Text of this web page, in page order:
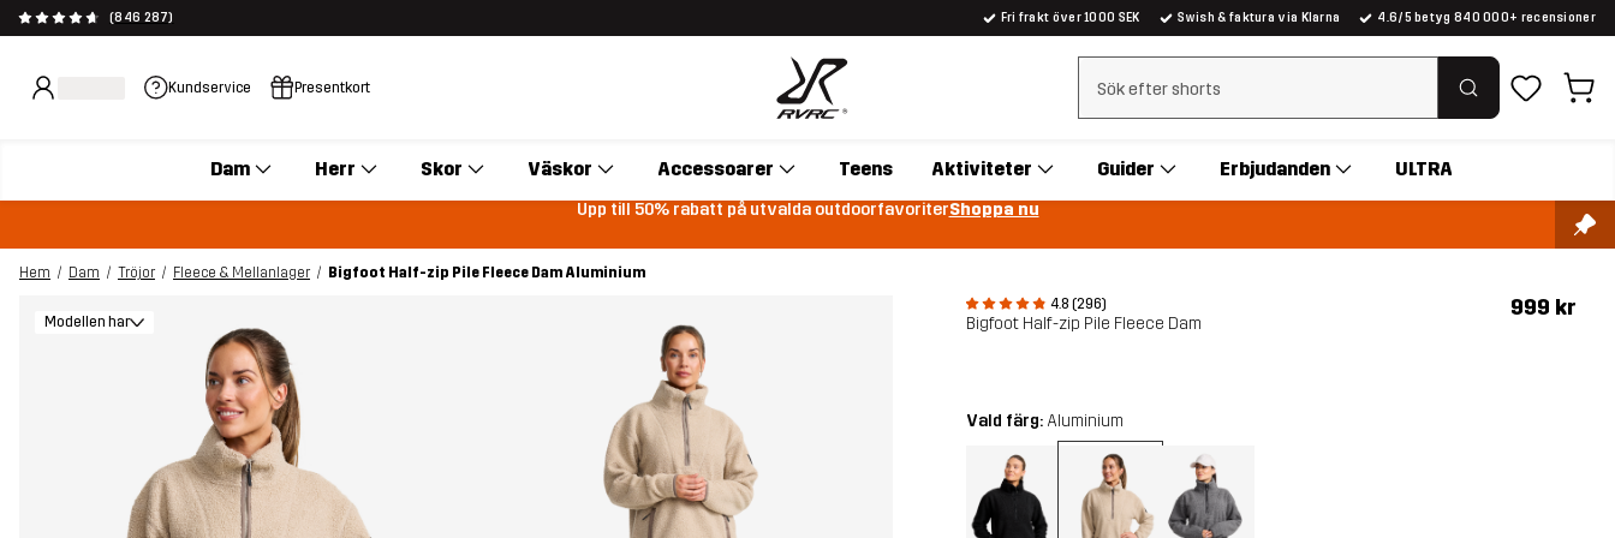
(846 287) Fri frakt över 1000 SEK Swish & faktura via Klarna 4.6/5 betyg 840 000+ recensioner
Kundservice Presentkort Rensa sök
Dam Herr Skor Väskor Accessoarer Teens Aktiviteter Guider Erbjudanden ULTRA
Upp till 50% rabatt på utvalda outdoorfavoriterShoppa nu
Hem Dam Tröjor Fleece & Mellanlager
Bigfoot Half-zip Pile Fleece Dam Aluminium
4.8 (296)
Bigfoot Half-zip Pile Fleece Dam
999 kr
Modellen har
Vald färg: Aluminium